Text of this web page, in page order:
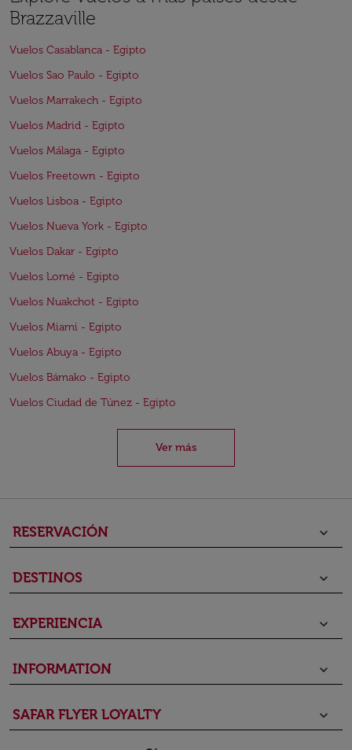
Brazzaville
Vuelos Casablanca - Egipto
Vuelos Sao Paulo - Egipto
Vuelos Marrakech - Egipto
Vuelos Madrid - Egipto
Vuelos Málaga - Egipto
Vuelos Freetown - Egipto
Vuelos Lisboa - Egipto
Vuelos Nueva York - Egipto
Vuelos Dakar - Egipto
Vuelos Lomé - Egipto
Vuelos Nuakchot - Egipto
Vuelos Miami - Egipto
Vuelos Abuya - Egipto
Vuelos Bámako - Egipto
Vuelos Ciudad de Túnez - Egipto
Ver más
RESERVACIÓN keyboard_arrow_down
DESTINOS keyboard_arrow_down
EXPERIENCIA keyboard_arrow_down
INFORMATION keyboard_arrow_down
SAFAR FLYER LOYALTY keyboard_arrow_down